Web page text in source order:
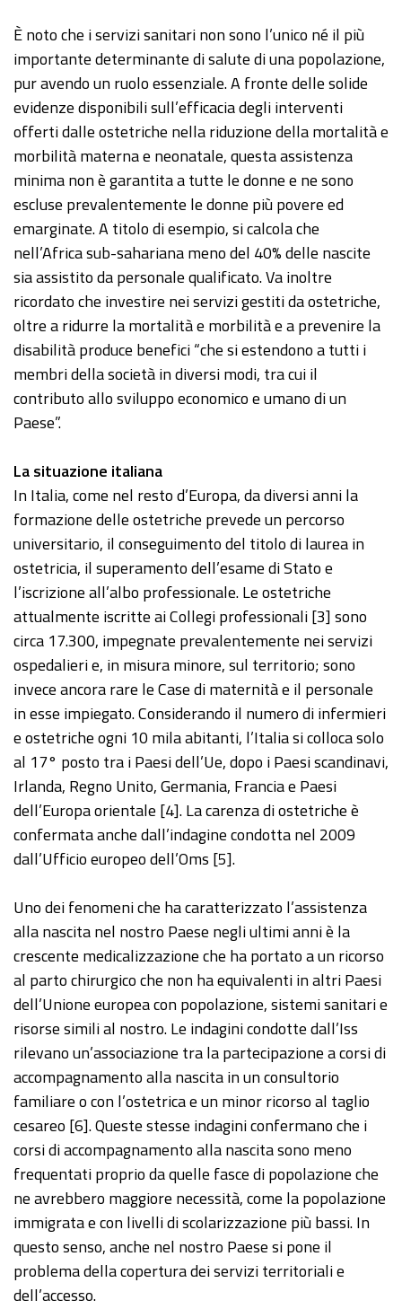
È noto che i servizi sanitari non sono l’unico né il più
importante determinante di salute di una popolazione,
pur avendo un ruolo essenziale. A fronte delle solide
evidenze disponibili sull’efficacia degli interventi
offerti dalle ostetriche nella riduzione della mortalità e
morbilità materna e neonatale, questa assistenza
minima non è garantita a tutte le donne e ne sono
escluse prevalentemente le donne più povere ed
emarginate. A titolo di esempio, si calcola che
nell’Africa sub-sahariana meno del 40% delle nascite
sia assistito da personale qualificato. Va inoltre
ricordato che investire nei servizi gestiti da ostetriche,
oltre a ridurre la mortalità e morbilità e a prevenire la
disabilità produce benefici “che si estendono a tutti i
membri della società in diversi modi, tra cui il
contributo allo sviluppo economico e umano di un
Paese”.
La situazione italiana
In Italia, come nel resto d’Europa, da diversi anni la
formazione delle ostetriche prevede un percorso
universitario, il conseguimento del titolo di laurea in
ostetricia, il superamento dell’esame di Stato e
l’iscrizione all’albo professionale. Le ostetriche
attualmente iscritte ai Collegi professionali [3] sono
circa 17.300, impegnate prevalentemente nei servizi
ospedalieri e, in misura minore, sul territorio; sono
invece ancora rare le Case di maternità e il personale
in esse impiegato. Considerando il numero di infermieri
e ostetriche ogni 10 mila abitanti, l’Italia si colloca solo
al 17° posto tra i Paesi dell’Ue, dopo i Paesi scandinavi,
Irlanda, Regno Unito, Germania, Francia e Paesi
dell’Europa orientale [4]. La carenza di ostetriche è
confermata anche dall’indagine condotta nel 2009
dall’Ufficio europeo dell’Oms [5].
Uno dei fenomeni che ha caratterizzato l’assistenza
alla nascita nel nostro Paese negli ultimi anni è la
crescente medicalizzazione che ha portato a un ricorso
al parto chirurgico che non ha equivalenti in altri Paesi
dell’Unione europea con popolazione, sistemi sanitari e
risorse simili al nostro. Le indagini condotte dall’Iss
rilevano un’associazione tra la partecipazione a corsi di
accompagnamento alla nascita in un consultorio
familiare o con l’ostetrica e un minor ricorso al taglio
cesareo [6]. Queste stesse indagini confermano che i
corsi di accompagnamento alla nascita sono meno
frequentati proprio da quelle fasce di popolazione che
ne avrebbero maggiore necessità, come la popolazione
immigrata e con livelli di scolarizzazione più bassi. In
questo senso, anche nel nostro Paese si pone il
problema della copertura dei servizi territoriali e
dell’accesso.